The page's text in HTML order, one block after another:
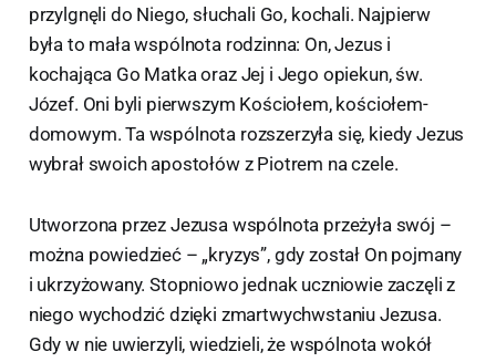
przylgnęli do Niego, słuchali Go, kochali. Najpierw
była to mała wspólnota rodzinna: On, Jezus i
kochająca Go Matka oraz Jej i Jego opiekun, św.
Józef. Oni byli pierwszym Kościołem, kościołem-
domowym. Ta wspólnota rozszerzyła się, kiedy Jezus
wybrał swoich apostołów z Piotrem na czele.
Utworzona przez Jezusa wspólnota przeżyła swój –
można powiedzieć – „kryzys”, gdy został On pojmany
i ukrzyżowany. Stopniowo jednak uczniowie zaczęli z
niego wychodzić dzięki zmartwychwstaniu Jezusa.
Gdy w nie uwierzyli, wiedzieli, że wspólnota wokół